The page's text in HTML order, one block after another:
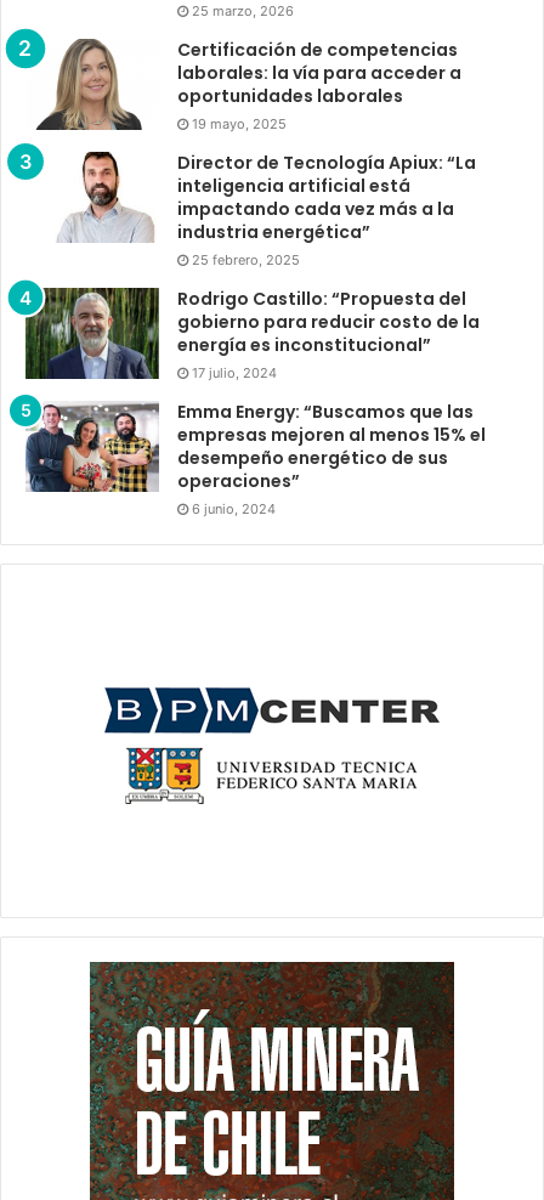
25 marzo, 2026
Certificación de competencias
laborales: la vía para acceder a
oportunidades laborales
19 mayo, 2025
Director de Tecnología Apiux: “La
inteligencia artificial está
impactando cada vez más a la
industria energética”
25 febrero, 2025
Rodrigo Castillo: “Propuesta del
gobierno para reducir costo de la
energía es inconstitucional”
17 julio, 2024
Emma Energy: “Buscamos que las
empresas mejoren al menos 15% el
desempeño energético de sus
operaciones”
6 junio, 2024